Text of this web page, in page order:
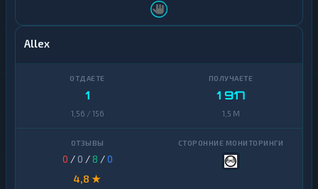
Allex
1
1,56 / 156
1 917
1,5 M
0 / 0 /8 /0
4,8 ★